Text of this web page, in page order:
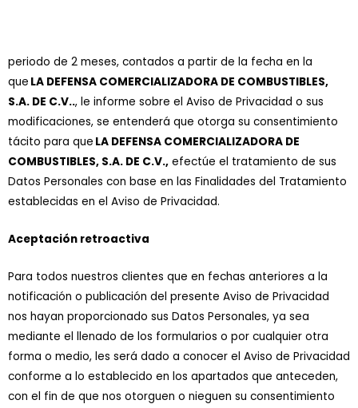
periodo de 2 meses, contados a partir de la fecha en la
que LA DEFENSA COMERCIALIZADORA DE COMBUSTIBLES,
S.A. DE C.V.., le informe sobre el Aviso de Privacidad o sus
modificaciones, se entenderá que otorga su consentimiento
tácito para que LA DEFENSA COMERCIALIZADORA DE
COMBUSTIBLES, S.A. DE C.V., efectúe el tratamiento de sus
Datos Personales con base en las Finalidades del Tratamiento
establecidas en el Aviso de Privacidad.
Aceptación retroactiva
Para todos nuestros clientes que en fechas anteriores a la
notificación o publicación del presente Aviso de Privacidad
nos hayan proporcionado sus Datos Personales, ya sea
mediante el llenado de los formularios o por cualquier otra
forma o medio, les será dado a conocer el Aviso de Privacidad
conforme a lo establecido en los apartados que anteceden,
con el fin de que nos otorguen o nieguen su consentimiento